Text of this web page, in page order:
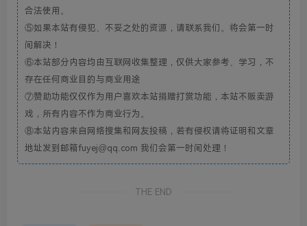
合法使用。
⑤如果本站有侵犯、不妥之处的资源，请联系我们。将会第一时
间解决！
⑥本站部分内容均由互联网收集整理，仅供大家参考、学习，不
存在任何商业目的与商业用途
⑦赞助功能仅仅作为用户喜欢本站捐赠打赏功能，本站不贩卖游
戏，所有内容不作为商业行为。
⑧本站内容来自网络搜集和网友投稿，若有侵权请将证明和文章
地址发到邮箱fuyej@qq.com 我们会第一时间处理！
THE END